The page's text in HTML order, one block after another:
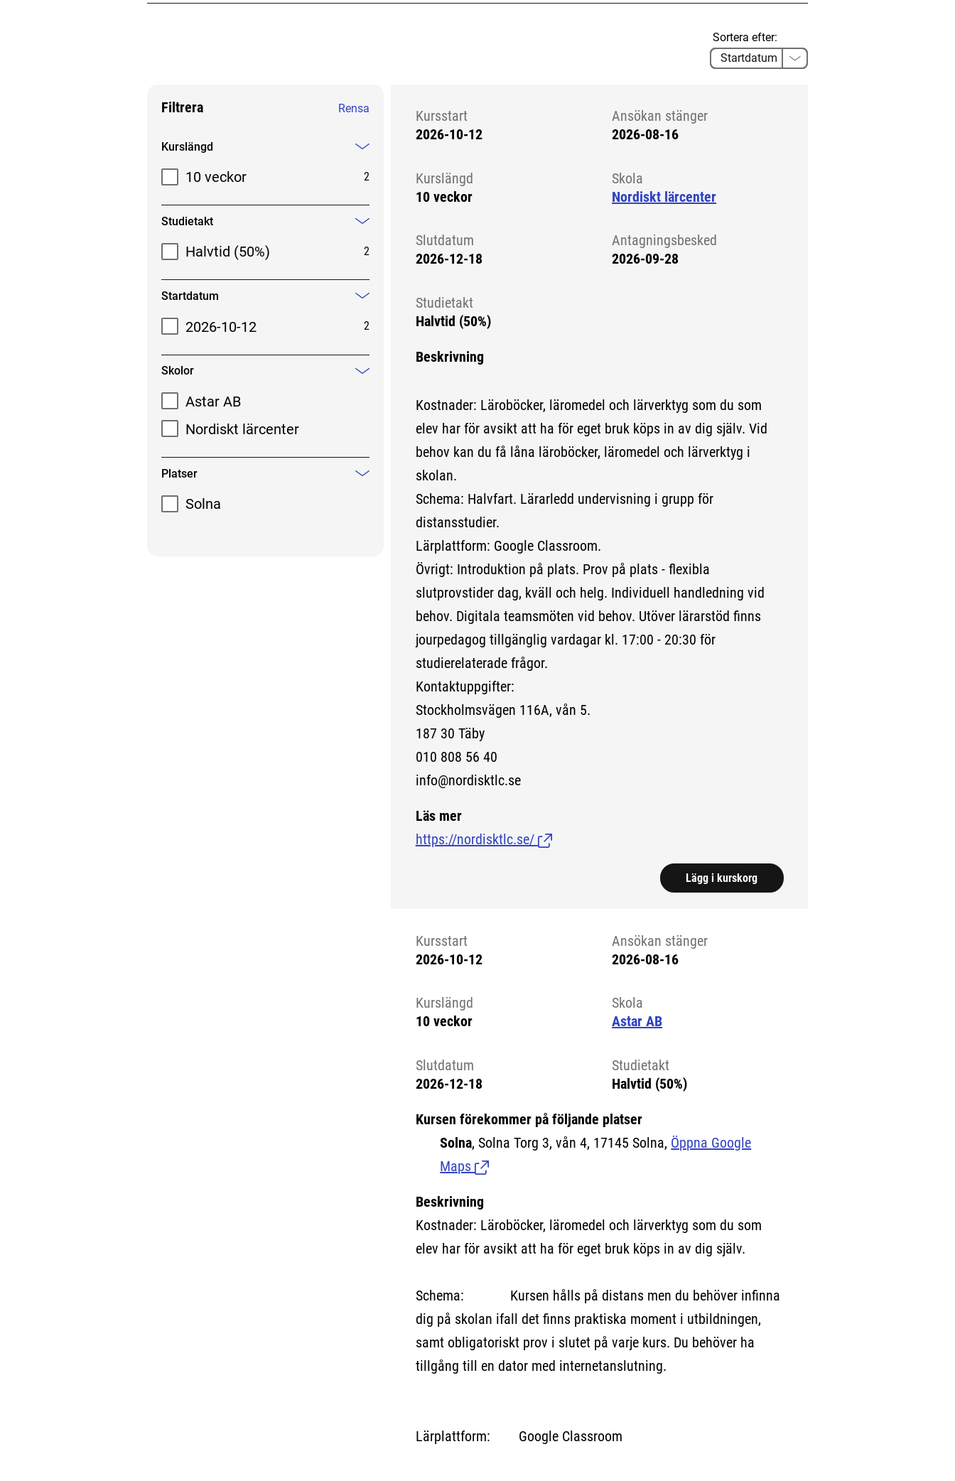
Sortera efter:
Filtrera Rensa
Filtrera sökresultat
Kurslängd
10 veckor
2
Studietakt
Mindre information
Halvtid (50%)
2
Startdatum
Mindre information
2026-10-12
2
Skolor
Astar AB
Nordiskt lärcenter
Platser
Mindre information
Solna
Kursstart
2026-10-12
Ansökan stänger
2026-08-16
Kurslängd
10 veckor
Skola
Nordiskt lärcenter
Slutdatum
2026-12-18
Antagningsbesked
2026-09-28
Studietakt
Halvtid (50%)
Beskrivning
Kostnader: Läroböcker, läromedel och lärverktyg som du som
elev har för avsikt att ha för eget bruk köps in av dig själv. Vid
behov kan du få låna läroböcker, läromedel och lärverktyg i
skolan.
Schema: Halvfart. Lärarledd undervisning i grupp för
distansstudier.
Lärplattform: Google Classroom.
Övrigt: Introduktion på plats. Prov på plats - flexibla
slutprovstider dag, kväll och helg. Individuell handledning vid
behov. Digitala teamsmöten vid behov. Utöver lärarstöd finns
jourpedagog tillgänglig vardagar kl. 17:00 - 20:30 för
studierelaterade frågor.
Kontaktuppgifter:
Stockholmsvägen 116A, vån 5.
187 30 Täby
010 808 56 40
info@nordisktlc.se
Läs mer
https://nordisktlc.se/ (Länk till extern sida.)
Lägg i kurskorg
Kursstart
2026-10-12
Ansökan stänger
2026-08-16
Kurslängd
10 veckor
Skola
Astar AB
Slutdatum
2026-12-18
Studietakt
Halvtid (50%)
Kursen förekommer på följande platser
Solna, Solna Torg 3, vån 4, 17145 Solna, Öppna Google
Maps(Länk till extern sida.)
Beskrivning
Kostnader: Läroböcker, läromedel och lärverktyg som du som
elev har för avsikt att ha för eget bruk köps in av dig själv.
Schema: Kursen hålls på distans men du behöver infinna
dig på skolan ifall det finns praktiska moment i utbildningen,
samt obligatoriskt prov i slutet på varje kurs. Du behöver ha
tillgång till en dator med internetanslutning.
Lärplattform: Google Classroom